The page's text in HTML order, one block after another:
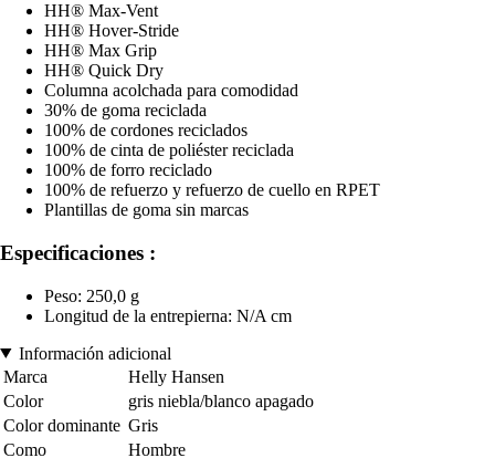
HH® Max-Vent
HH® Hover-Stride
HH® Max Grip
HH® Quick Dry
Columna acolchada para comodidad
30% de goma reciclada
100% de cordones reciclados
100% de cinta de poliéster reciclada
100% de forro reciclado
100% de refuerzo y refuerzo de cuello en RPET
Plantillas de goma sin marcas
Especificaciones :
Peso: 250,0 g
Longitud de la entrepierna: N/A cm
Información adicional
Marca
Helly Hansen
Color
gris niebla/blanco apagado
Color dominante Gris
Como
Hombre